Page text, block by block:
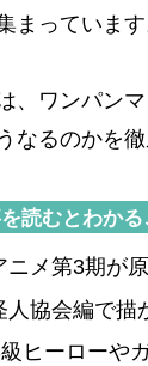
まっています
、ワンパン
なるのかを
読むとわかる
ニメ第3期が
人協会編で描
ヒーローや